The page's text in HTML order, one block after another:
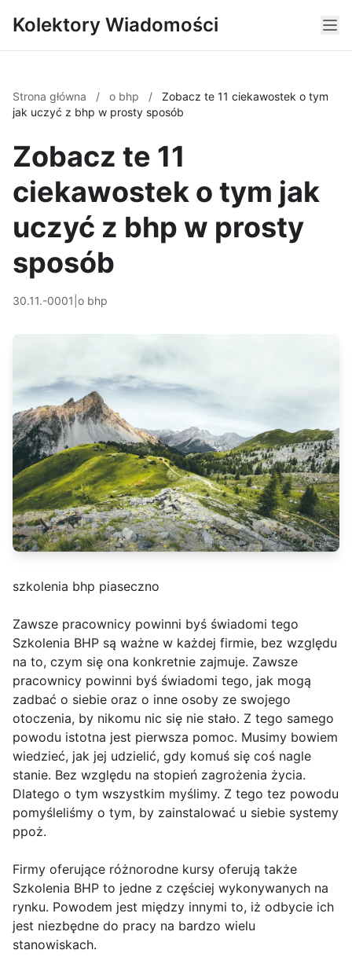
Kolektory Wiadomości
Strona główna / o bhp /
Zobacz te 11 ciekawostek o tym
jak uczyć z bhp w prosty sposób
Zobacz te 11
ciekawostek o tym jak
uczyć z bhp w prosty
sposób
30.11.-0001 o bhp
szkolenia bhp piaseczno
Zawsze pracownicy powinni byś świadomi tego
Szkolenia BHP są ważne w każdej firmie, bez względu
na to, czym się ona konkretnie zajmuje. Zawsze
pracownicy powinni byś świadomi tego, jak mogą
zadbać o siebie oraz o inne osoby ze swojego
otoczenia, by nikomu nic się nie stało. Z tego samego
powodu istotna jest pierwsza pomoc. Musimy bowiem
wiedzieć, jak jej udzielić, gdy komuś się coś nagle
stanie. Bez względu na stopień zagrożenia życia.
Dlatego o tym wszystkim myślimy. Z tego tez powodu
pomyśleliśmy o tym, by zainstalować u siebie systemy
ppoż.
Firmy oferujące różnorodne kursy oferują także
Szkolenia BHP to jedne z częściej wykonywanych na
rynku. Powodem jest między innymi to, iż odbycie ich
jest niezbędne do pracy na bardzo wielu
stanowiskach.